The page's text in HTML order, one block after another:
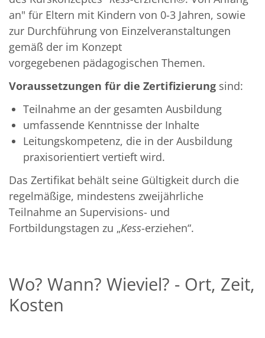
an" für Eltern mit Kindern von 0-3 Jahren, sowie
zur Durchführung von Einzelveranstaltungen
gemäß der im Konzept
vorgegebenen pädagogischen Themen.
Voraussetzungen für die Zertifizierung sind:
Teilnahme an der gesamten Ausbildung
umfassende Kenntnisse der Inhalte
Leitungskompetenz, die in der Ausbildung
praxisorientiert vertieft wird.
Das Zertifikat behält seine Gültigkeit durch die
regelmäßige, mindestens zweijährliche
Teilnahme an Supervisions- und
Fortbildungstagen zu „Kess-erziehen“.
Wo? Wann? Wieviel? - Ort, Zeit,
Kosten